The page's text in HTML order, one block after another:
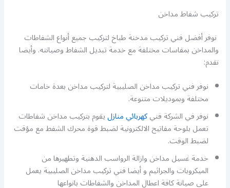
تركيب شفاط مداخن
نوفر أفضل فني تركيب مدخنة طباخ لتركيب جميع أنواع الشفاطات
والمداخن بمقاسات مختلفة مع خدمة تبديل الشفاط وصيانته. وأيضا
نقدم:
نوفر فني تركيب مداخن الصليبية لتركيب مداخن بعدة خامات
مختلفة وبموديلات متنوعة.
نوفر في الشركة فنيكهربائي منازليقوم بتركيب مداخن شفاطات
تعمل بلوحة مفاتيح الالكترونية لضبط قوة محرك الشفط مع مؤقت
لضبط الوقت.
خدمة غسيل مداخن وازالة الرواسب الدهنية وتطهيرها من
الميكروبات والجراثيم و أيضا فني تركيب مداخن الصليبية يعمل
على صيانة كافة اعطال المداخن والشفاطات بانواعها